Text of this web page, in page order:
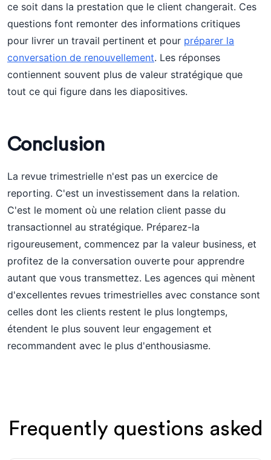
ce soit dans la prestation que le client changerait. Ces
questions font remonter des informations critiques
pour livrer un travail pertinent et pour préparer la
conversation de renouvellement. Les réponses
contiennent souvent plus de valeur stratégique que
tout ce qui figure dans les diapositives.
Conclusion
La revue trimestrielle n'est pas un exercice de
reporting. C'est un investissement dans la relation.
C'est le moment où une relation client passe du
transactionnel au stratégique. Préparez-la
rigoureusement, commencez par la valeur business, et
profitez de la conversation ouverte pour apprendre
autant que vous transmettez. Les agences qui mènent
d'excellentes revues trimestrielles avec constance sont
celles dont les clients restent le plus longtemps,
étendent le plus souvent leur engagement et
recommandent avec le plus d'enthousiasme.
Frequently questions asked